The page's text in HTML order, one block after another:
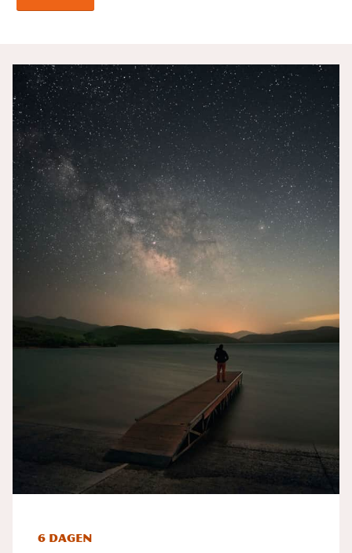
6 dagen